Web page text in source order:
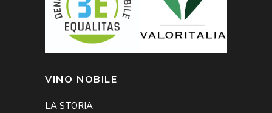
VINO NOBILE
LA STORIA